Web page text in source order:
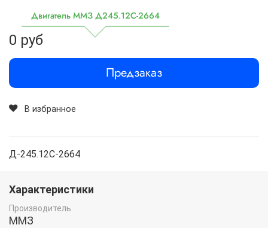
Двигатель ММЗ Д245.12С-2664
0 руб
Предзаказ
В избранное
Д-245.12С-2664
Характеристики
Производитель
ММЗ